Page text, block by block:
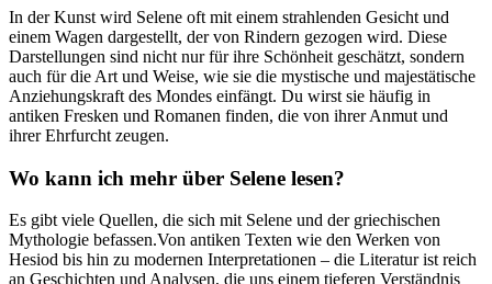
In der Kunst wird ⁤Selene oft mit einem strahlenden Gesicht und
einem⁣ Wagen dargestellt, der von Rindern gezogen wird. Diese
Darstellungen ⁤sind nicht ⁣nur für ihre Schönheit ‍geschätzt, sondern
auch für die Art und​ Weise, wie sie die mystische und majestätische
Anziehungskraft des Mondes ‍einfängt. Du wirst sie ⁢häufig in
antiken Fresken und Romanen finden, die von ihrer Anmut und
ihrer Ehrfurcht zeugen.
Wo kann ich ‌mehr‍ über Selene lesen?
Es ⁣gibt viele Quellen, die sich mit Selene und der griechischen
Mythologie befassen.Von antiken Texten wie den Werken​ von
Hesiod bis hin zu modernen Interpretationen – die Literatur ist reich
an Geschichten und Analysen, die uns​ einem tieferen Verständnis